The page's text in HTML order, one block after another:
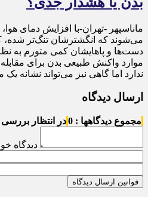
ماناسپهر -تهران-با افزایش دمای
می‌شوند که انگشترشان تنگ‌تر شده،
دست‌ها و پاهایشان کمی متورم به
موارد واکنش طبیعی بدن برای
ندارد اما گاهی نیز می‌تواند نشانه
ارسال دیدگاه
مجموع دیدگاهها : 0 در انتظار بررسی :
دیدگاه
قوانین ارسال دیدگاه